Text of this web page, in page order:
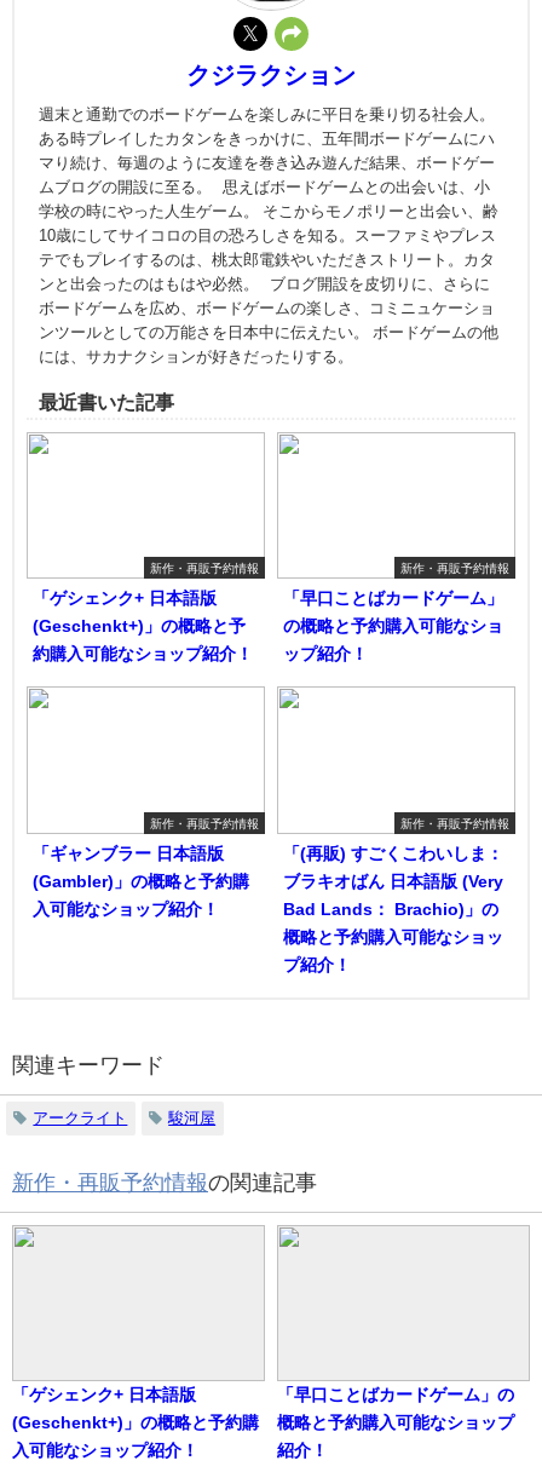
クジラクション
週末と通勤でのボードゲームを楽しみに平日を乗り切る社会人。
ある時プレイしたカタンをきっかけに、五年間ボードゲームにハ
マり続け、毎週のように友達を巻き込み遊んだ結果、ボードゲー
ムブログの開設に至る。 思えばボードゲームとの出会いは、小
学校の時にやった人生ゲーム。 そこからモノポリーと出会い、齢
10歳にしてサイコロの目の恐ろしさを知る。スーファミやプレス
テでもプレイするのは、桃太郎電鉄やいただきストリート。カタ
ンと出会ったのはもはや必然。 ブログ開設を皮切りに、さらに
ボードゲームを広め、ボードゲームの楽しさ、コミニュケーショ
ンツールとしての万能さを日本中に伝えたい。 ボードゲームの他
には、サカナクションが好きだったりする。
最近書いた記事
新作・再販予約情報
「ゲシェンク+ 日本語版
(Geschenkt+)」の概略と予
約購入可能なショップ紹介！
新作・再販予約情報
「早口ことばカードゲーム」
の概略と予約購入可能なショ
ップ紹介！
新作・再販予約情報
「ギャンブラー 日本語版
(Gambler)」の概略と予約購
入可能なショップ紹介！
新作・再販予約情報
「(再販) すごくこわいしま：
ブラキオばん 日本語版 (Very
Bad Lands： Brachio)」の
概略と予約購入可能なショッ
プ紹介！
関連キーワード
アークライト 駿河屋
新作・再販予約情報の関連記事
「ゲシェンク+ 日本語版
(Geschenkt+)」の概略と予約購
入可能なショップ紹介！
「早口ことばカードゲーム」の
概略と予約購入可能なショップ
紹介！